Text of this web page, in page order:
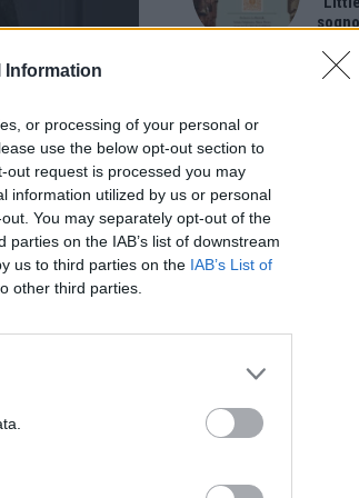
Information
or processing of your personal or
use the below opt-out section to
request is processed you may
information utilized by us or personal
You may separately opt-out of the
on the IAB’s list of downstream
us to third parties on the IAB’s List of
other third parties.
artisti al Teatro
capolavoro di
dalla sua
distorte, il
che
EVENTI